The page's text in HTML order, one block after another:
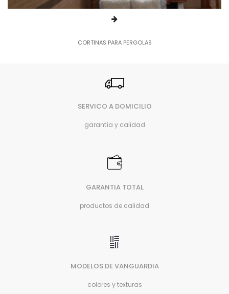
CORTINAS PARA PERGOLAS
SERVICO A DOMICILIO
garantía y calidad
GARANTIA TOTAL
productos de calidad
MODELOS DE VANGUARDIA
colores y texturas